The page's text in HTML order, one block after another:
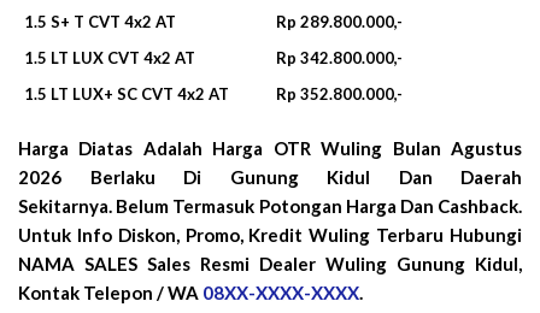
1.5 S+ T CVT 4x2 AT
Rp 289.800.000,-
1.5 LT LUX CVT 4x2 AT
Rp 342.800.000,-
1.5 LT LUX+ SC CVT 4x2 AT
Rp 352.800.000,-
Harga Diatas Adalah Harga OTR Wuling Bulan Agustus
2026 Berlaku Di Gunung Kidul Dan Daerah
Sekitarnya. Belum Termasuk Potongan Harga Dan Cashback.
Untuk Info Diskon, Promo, Kredit Wuling Terbaru Hubungi
NAMA SALES Sales Resmi Dealer Wuling Gunung Kidul,
Kontak Telepon / WA 08XX-XXXX-XXXX.